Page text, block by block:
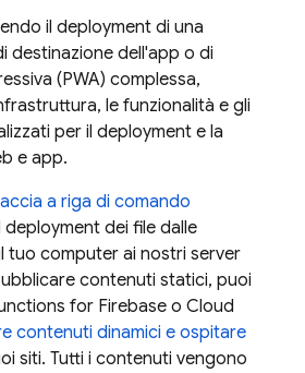
il deployment di una
destinazione dell'app o di
(PWA) complessa,
le funzionalità e gli
per il deployment e la
e app.
a riga di comando
deployment dei file dalle
tuo computer ai nostri server
contenuti statici, puoi
for Firebaseo Cloud
contenuti dinamici e ospitare
siti. Tutti i contenuti vengono